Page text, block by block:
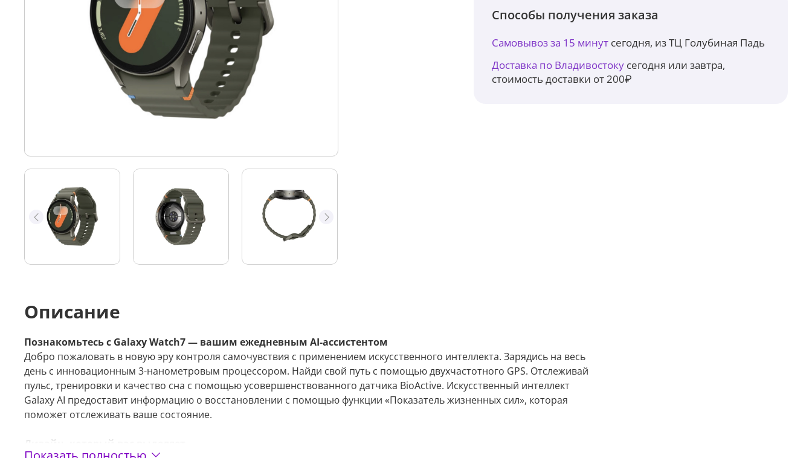
Способы получения заказа
Самовывоз за 15 минут сегодня, из ТЦ Голубиная Падь
Доставка по Владивостоку сегодня или завтра,
стоимость доставки от 200₽
Описание
Познакомьтесь с Galaxy Watch7 — вашим ежедневным AI-ассистентом
Добро пожаловать в новую эру контроля самочувствия с применением искусственного интеллекта. Зарядись на весь
день с инновационным 3-нанометровым процессором. Найди свой путь с помощью двухчастотного GPS. Отслеживай
пульс, тренировки и качество сна с помощью усовершенствованного датчика BioActive. Искусственный интеллект
Galaxy AI предоставит информацию о восстановлении с помощью функции «Показатель жизненных сил», которая
поможет отслеживать ваше состояние.
Дизайн, который вас выделяет